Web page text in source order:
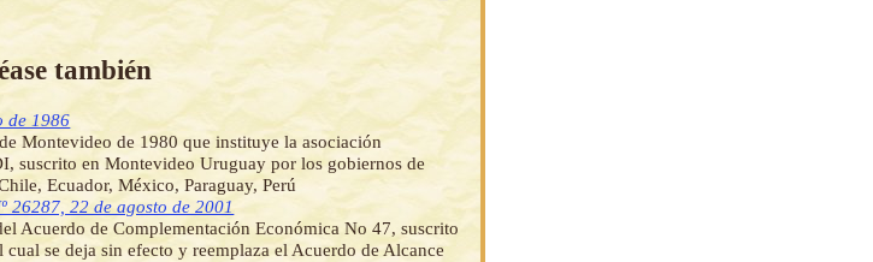
también
de 1986
Montevideo de 1980 que instituye la asociación
suscrito en Montevideo Uruguay por los gobiernos de
Ecuador, México, Paraguay, Perú
26287, 22 de agosto de 2001
Acuerdo de Complementación Económica No 47, suscrito
se deja sin efecto y reemplaza el Acuerdo de Alcance